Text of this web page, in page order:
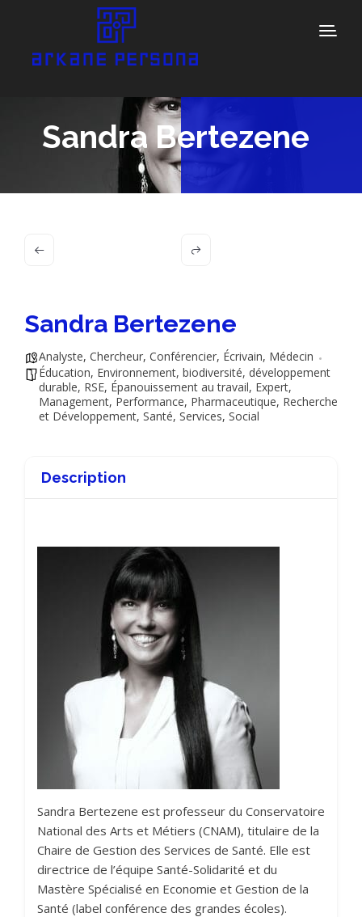
Sandra Bertezene
Sandra Bertezene
Analyste, Chercheur, Conférencier, Écrivain, Médecin
Éducation, Environnement, biodiversité, développement
durable, RSE, Épanouissement au travail, Expert,
Management, Performance, Pharmaceutique, Recherche
et Développement, Santé, Services, Social
Description
Sandra Bertezene est professeur du Conservatoire
National des Arts et Métiers (CNAM), titulaire de la
Chaire de Gestion des Services de Santé. Elle est
directrice de l’équipe Santé-Solidarité et du
Mastère Spécialisé en Economie et Gestion de la
Santé (label conférence des grandes écoles).